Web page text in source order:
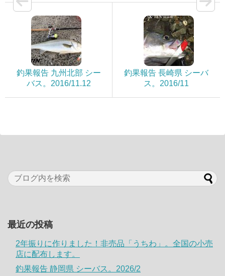
釣果報告 九州北部 シー
バス。2016/11.12
釣果報告 長崎県 シーバ
ス。2016/11
最近の投稿
2年振りに作りました！非売品「うちわ」。全国の小売
店に配布します。
釣果報告 静岡県 シーバス。2026/2